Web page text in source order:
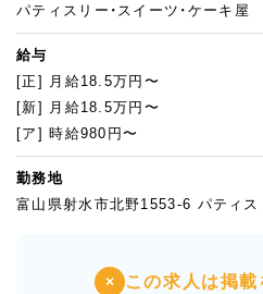
パティスリー・スイーツ・ケーキ屋
給与
[正] 月給18.5万円〜
[新] 月給18.5万円〜
[ア] 時給980円〜
勤務地
富山県射水市北野1553-6 パティ
× この求人は掲